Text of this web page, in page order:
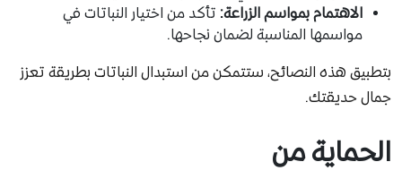
الاهتمام بمواسم الزراعة: تأكد من اختيار النباتات في
مواسمها المناسبة لضمان نجاحها.
بتطبيق هذه النصائح، ستتمكن من استبدال النباتات بطريقة تعزز
جمال حديقتك.
الحماية من